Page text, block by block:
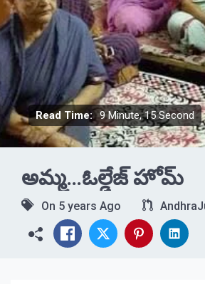
Read Time: 9 Minute, 15 Second
అమ్మ…ఓల్డేజ్ హోమ్
On 5 years Ago